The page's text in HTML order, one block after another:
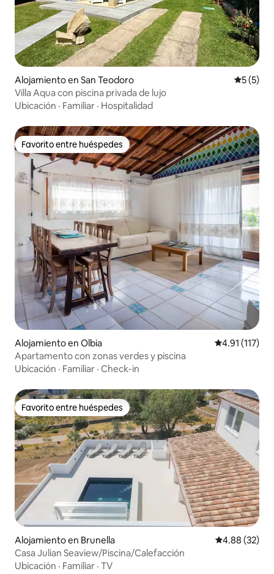
Alojamiento en San Teodoro
5 (5)
Villa Aqua con piscina privada de lujo
Ubicación · Familiar · Hospitalidad
Favorito entre huéspedes
Favorito entre huéspedes
Alojamiento en Olbia Calificación
4.91 (117)
Apartamento con zonas verdes y piscina
Ubicación · Familiar · Check-in
Favorito entre huéspedes
Favorito entre huéspedes
Alojamiento en Brunella Calificación
4.88 (32)
Casa Julian Seaview/Piscina/Calefacción
Ubicación · Familiar · TV